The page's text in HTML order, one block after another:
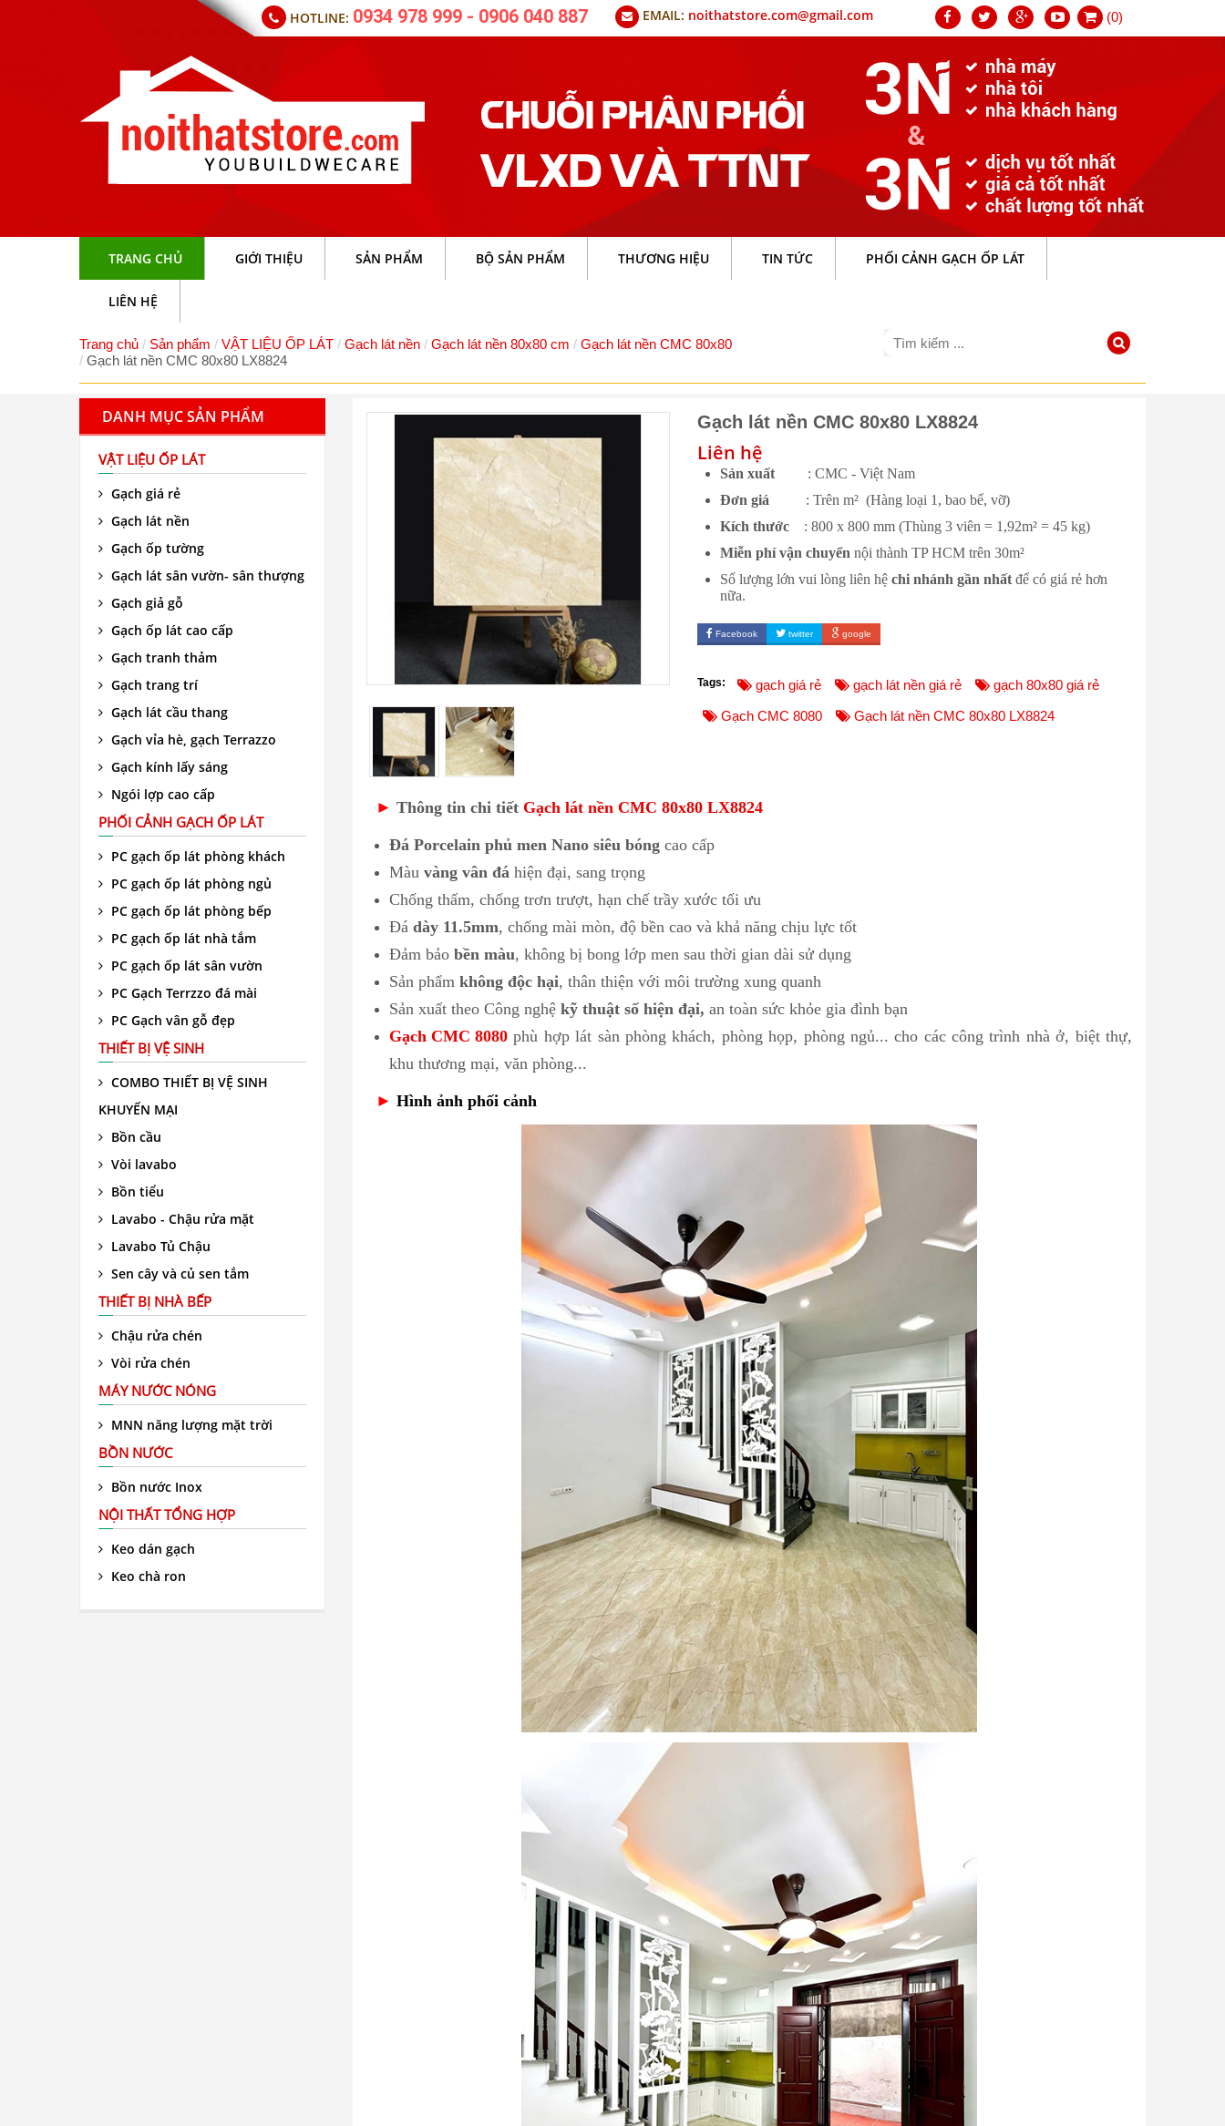
HOTLINE: 0934 978 999 - 0906 040 887 EMAIL: noithatstore.com@gmail.com (0)
TRANG CHỦ GIỚI THIỆU SẢN PHẨM BỘ SẢN PHẨM THƯƠNG HIỆU TIN TỨC PHỐI CẢNH GẠCH ỐP LÁT
LIÊN HỆ
Trang chủ Sản phẩm VẬT LIỆU ỐP LÁT Gạch lát nền Gạch lát nền 80x80 cm
Gạch lát nền CMC 80x80
Gạch lát nền CMC 80x80 LX8824
DANH MỤC SẢN PHẨM
VẬT LIỆU ỐP LÁT
Gạch giá rẻ
Gạch lát nền
Gạch ốp tường
Gạch lát sân vườn- sân thượng
Gạch giả gỗ
Gạch ốp lát cao cấp
Gạch tranh thảm
Gạch trang trí
Gạch lát cầu thang
Gạch vỉa hè, gạch Terrazzo
Gạch kính lấy sáng
Ngói lợp cao cấp
PHỐI CẢNH GẠCH ỐP LÁT
PC gạch ốp lát phòng khách
PC gạch ốp lát phòng ngủ
PC gạch ốp lát phòng bếp
PC gạch ốp lát nhà tắm
PC gạch ốp lát sân vườn
PC Gạch Terrzzo đá mài
PC Gạch vân gỗ đẹp
THIẾT BỊ VỆ SINH
COMBO THIẾT BỊ VỆ SINH
KHUYẾN MẠI
Bồn cầu
Vòi lavabo
Bồn tiểu
Lavabo - Chậu rửa mặt
Lavabo Tủ Chậu
Sen cây và củ sen tắm
THIẾT BỊ NHÀ BẾP
Chậu rửa chén
Vòi rửa chén
MÁY NƯỚC NÓNG
MNN năng lượng mặt trời
BỒN NƯỚC
Bồn nước Inox
NỘI THẤT TỔNG HỢP
Keo dán gạch
Keo chà ron
Gạch lát nền CMC 80x80 LX8824
Liên hệ
Sản xuất: CMC - Việt Nam
Đơn giá : Trên m² (Hàng loại 1, bao bể, vỡ)
Kích thước: 800 x 800 mm (Thùng 3 viên = 1,92m² = 45 kg)
Miễn phí vận chuyển nội thành TP HCM trên 30m²
Số lượng lớn vui lòng liên hệchi nhánh gần nhấtđể có giá rẻ hơn
nữa.
Facebook twitter google
Tags: gạch giá rẻ gạch lát nền giá rẻ
gạch 80x80 giá rẻ
Gạch CMC 8080
Gạch lát nền CMC 80x80 LX8824
► Thông tin chi tiết Gạch lát nền CMC 80x80 LX8824
Đá Porcelain phủ men Nano siêu bóng cao cấp
Màu vàng vân đá hiện đại, sang trọng
Chống thấm, chống trơn trượt, hạn chế trầy xước tối ưu
Đá dày 11.5mm, chống mài mòn, độ bền cao và khả năng chịu lực tốt
Đảm bảo bền màu, không bị bong lớp men sau thời gian dài sử dụng
Sản phẩm không độc hại, thân thiện với môi trường xung quanh
Sản xuất theo Công nghệ kỹ thuật số hiện đại, an toàn sức khỏe gia đình bạn
Gạch CMC 8080 phù hợp lát sàn phòng khách, phòng họp, phòng ngủ... cho các công trình nhà ở, biệt thự,
khu thương mại, văn phòng...
► Hình ảnh phối cảnh